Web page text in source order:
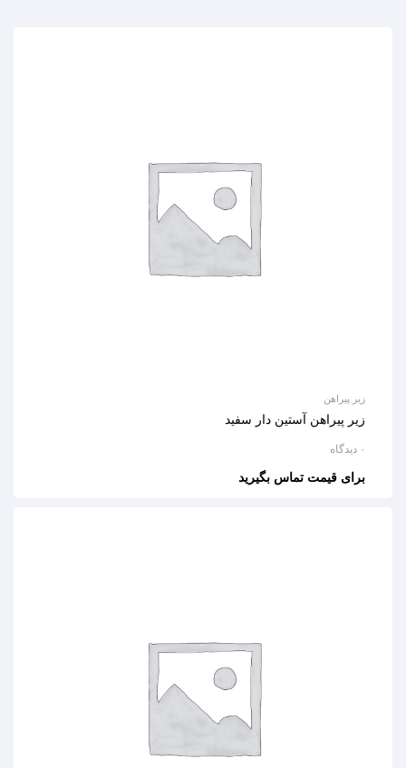
زیر پیراهن
زیر پیراهن آستین دار سفید
۰ دیدگاه
برای قیمت تماس بگیرید